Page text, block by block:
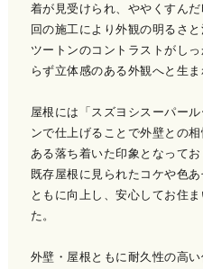
着が見受けられ、ややくすん
回の施工により外観の明るさ
ツートンのコントラストがし
らず立体感のある外観へと生ま
屋根には「スズヨシスーパー
ンで仕上げることで外壁との
ある落ち着いた印象となってお
既存屋根に見られたコケや色
ともに向上し、安心してお住
た。
外壁・屋根ともに耐久性の高